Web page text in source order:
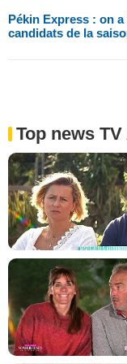
Pékin Express : on
candidats de la
Top news